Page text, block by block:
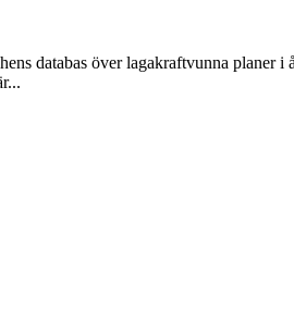
databas över lagakraftvunna planer